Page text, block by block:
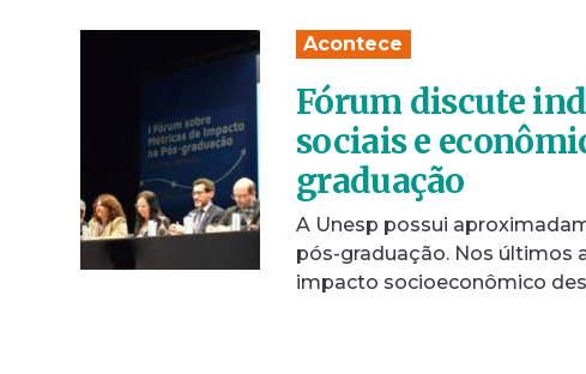
Acontece
Fórum discute
sociais e
graduação
A Unesp possui
pós-graduação. Nos últimos
impacto socioeconômico